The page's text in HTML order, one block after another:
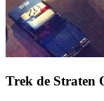
Trek de Straten